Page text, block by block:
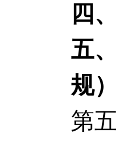
四
五
规
第